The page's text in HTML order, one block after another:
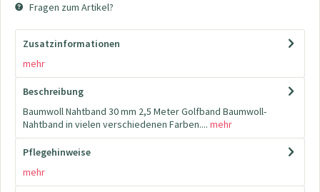
Fragen zum Artikel?
Zusatzinformationen
mehr
Beschreibung
Baumwoll Nahtband 30 mm 2,5 Meter Golfband Baumwoll-
Nahtband in vielen verschiedenen Farben.... mehr
Pflegehinweise
mehr